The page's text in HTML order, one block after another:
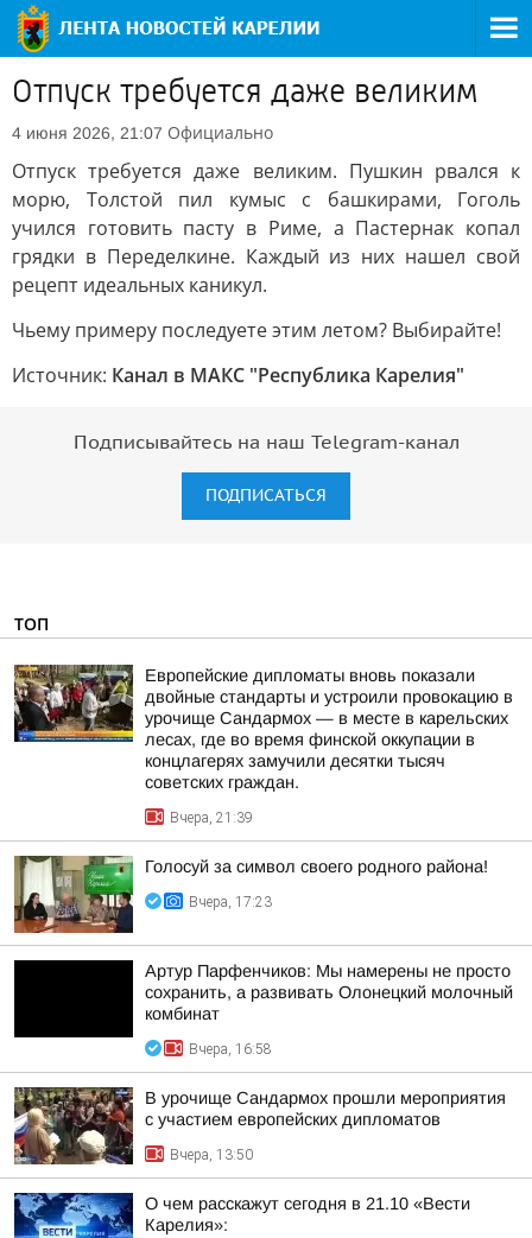
Отпуск требуется даже великим
4 июня 2026, 21:07 Официально
Отпуск требуется даже великим. Пушкин рвался к
морю, Толстой пил кумыс с башкирами, Гоголь
учился готовить пасту в Риме, а Пастернак копал
грядки в Переделкине. Каждый из них нашел свой
рецепт идеальных каникул.
Чьему примеру последуете этим летом? Выбирайте!
Источник: Канал в МАКС "Республика Карелия"
Подписывайтесь на наш Telegram-канал
ПОДПИСАТЬСЯ
ТОП
Европейские дипломаты вновь показали
двойные стандарты и устроили провокацию в
урочище Сандармох — в месте в карельских
лесах, где во время финской оккупации в
концлагерях замучили десятки тысяч
советских граждан.
Вчера, 21:39
Голосуй за символ своего родного района!
Вчера, 17:23
Артур Парфенчиков: Мы намерены не просто
сохранить, а развивать Олонецкий молочный
комбинат
Вчера, 16:58
В урочище Сандармох прошли мероприятия
с участием европейских дипломатов
Вчера, 13:50
О чем расскажут сегодня в 21.10 «Вести
Карелия»: